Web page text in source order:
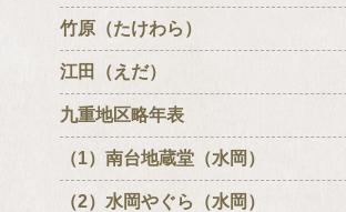
竹原（たけわら）
江田（えだ）
九重地区略年表
（1）南台地蔵堂（水岡）
（2）水岡やぐら（水岡）